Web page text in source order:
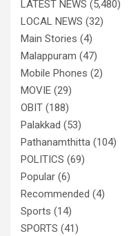
LATEST NEWS (5,480)
LOCAL NEWS (32)
Main Stories (4)
Malappuram (47)
Mobile Phones (2)
MOVIE (29)
OBIT (188)
Palakkad (53)
Pathanamthitta (104)
POLITICS (69)
Popular (6)
Recommended (4)
Sports (14)
SPORTS (41)